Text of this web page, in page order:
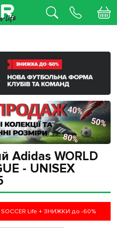
Adidas WORLD
- UNISEX
Life + ЗНИЖКИ до -60%